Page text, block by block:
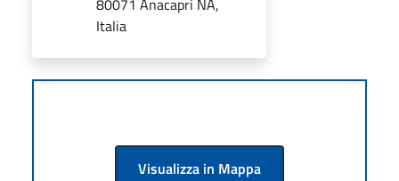
Italia
Visualizza in Mappa